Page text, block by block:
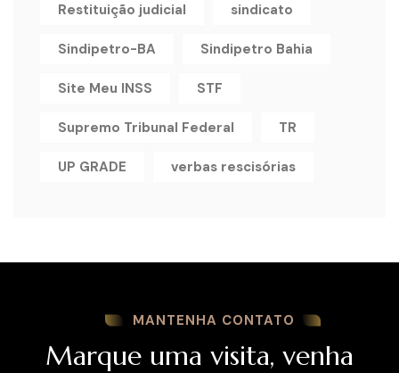
Restituição judicial sindicato
Sindipetro-BA Sindipetro Bahia
Site Meu INSS STF
Supremo Tribunal Federal TR
UP GRADE verbas rescisórias
MANTENHA CONTATO
Marque uma visita, venha